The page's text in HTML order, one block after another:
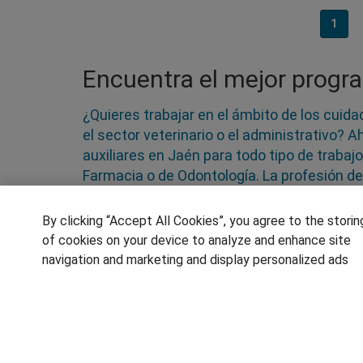
1
Encuentra el mejor
¿Quieres trabajar en el ámbito de los
el sector veterinario o el administrativo?
auxiliares en Jaén para todo tipo de
Farmacia o de Odontología. La profesión
Puedes hacer un curso presencial o bajo
By clicking “Accept All Cookies”, you agree to the
of cookies on your device to analyze and enhance site
navigation and marketing and display personalized ads